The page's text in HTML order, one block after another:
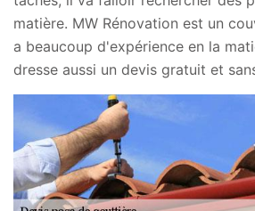
matière. MW Rénovation est un
a beaucoup d'expérience en la
dresse aussi un devis gratuit et